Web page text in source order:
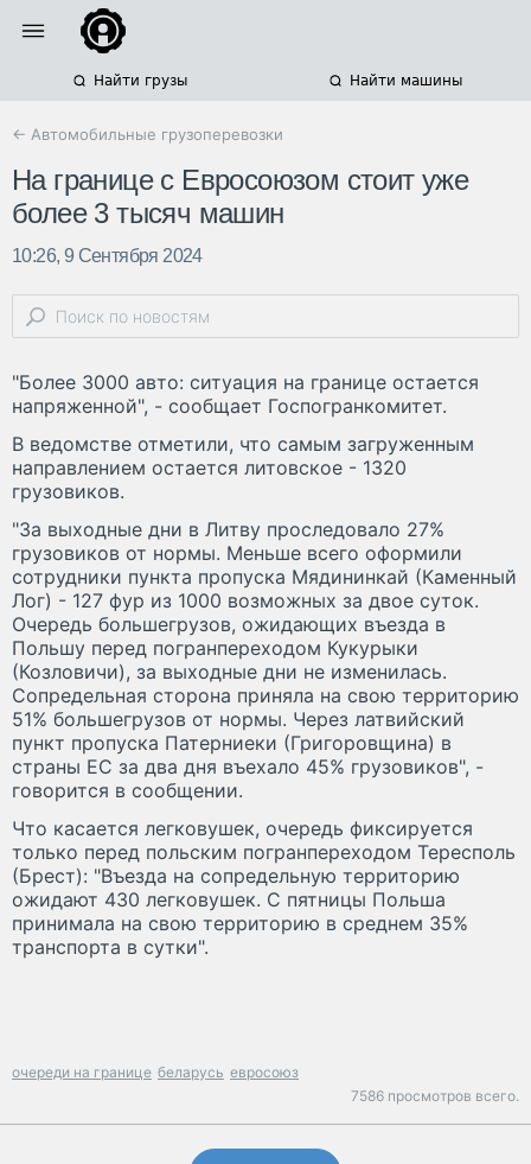
Найти грузы Найти машины
← Автомобильные грузоперевозки
На границе с Евросоюзом стоит уже
более 3 тысяч машин
10:26, 9 Сентября 2024
"Более 3000 авто: ситуация на границе остается
напряженной", - сообщает Госпогранкомитет.
В ведомстве отметили, что самым загруженным
направлением остается литовское - 1320
грузовиков.
"За выходные дни в Литву проследовало 27%
грузовиков от нормы. Меньше всего оформили
сотрудники пункта пропуска Мядининкай (Каменный
Лог) - 127 фур из 1000 возможных за двое суток.
Очередь большегрузов, ожидающих въезда в
Польшу перед погранпереходом Кукурыки
(Козловичи), за выходные дни не изменилась.
Cопредельная сторона приняла на свою территорию
51% большегрузов от нормы. Через латвийский
пункт пропуска Патерниеки (Григоровщина) в
страны ЕС за два дня въехало 45% грузовиков", -
говорится в сообщении.
Что касается легковушек, очередь фиксируется
только перед польским погранпереходом Тересполь
(Брест): "Въезда на сопредельную территорию
ожидают 430 легковушек. С пятницы Польша
принимала на свою территорию в среднем 35%
транспорта в сутки".
очереди на границе беларусь евросоюз
7586 просмотров всего.